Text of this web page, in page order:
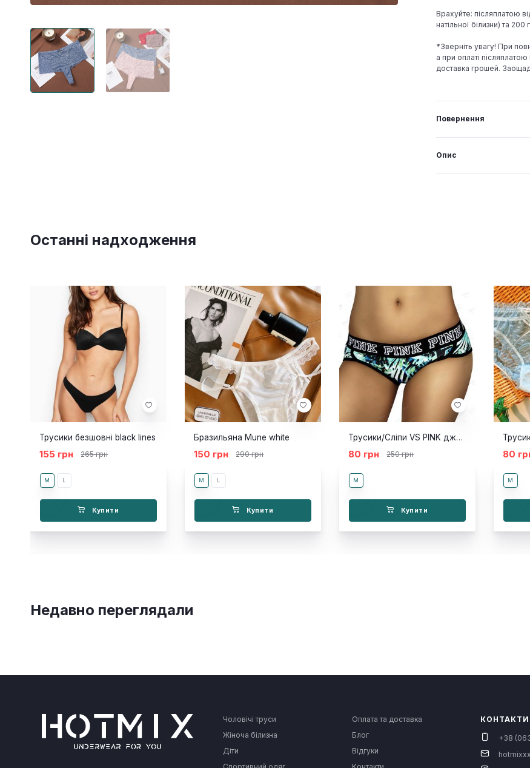
Врахуйте: післяплатою
натільної білизни) та
*Зверніть увагу! При
а при оплаті післяплатою
доставка грошей.
Повернення
Опис
Останні надходження
Трусики безшовні black lines
155 грн 265 грн
M L
Купити
Бразильяна Mune white
150 грн 290 грн
M L
Купити
Трусики/Сліпи VS PINK джунглі
80 грн 250 грн
M
Купити
80
M
Недавно переглядали
Чоловічі труси
Жіноча білизна
Діти
Оплата та доставка
Блог
Відгуки
КОНТАКТИ
+38